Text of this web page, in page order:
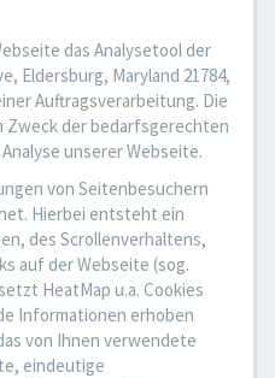
das Analysetool der
Eldersburg, Maryland 21784,
Auftragsverarbeitung. Die
der bedarfsgerechten
unserer Webseite.
von Seitenbesuchern
Hierbei entsteht ein
des Scrollenverhaltens,
auf der Webseite (sog.
HeatMap u.a. Cookies
Informationen erhoben
von Ihnen verwendete
eindeutige